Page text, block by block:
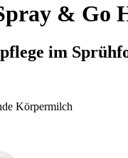
& Go
im
Körpermilch